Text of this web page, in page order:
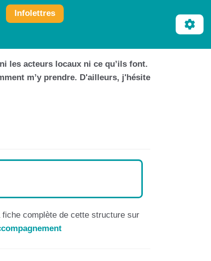
Infolettres
les acteurs locaux ni ce qu’ils font.
m’y prendre. D'ailleurs, j'hésite
complète de cette structure sur